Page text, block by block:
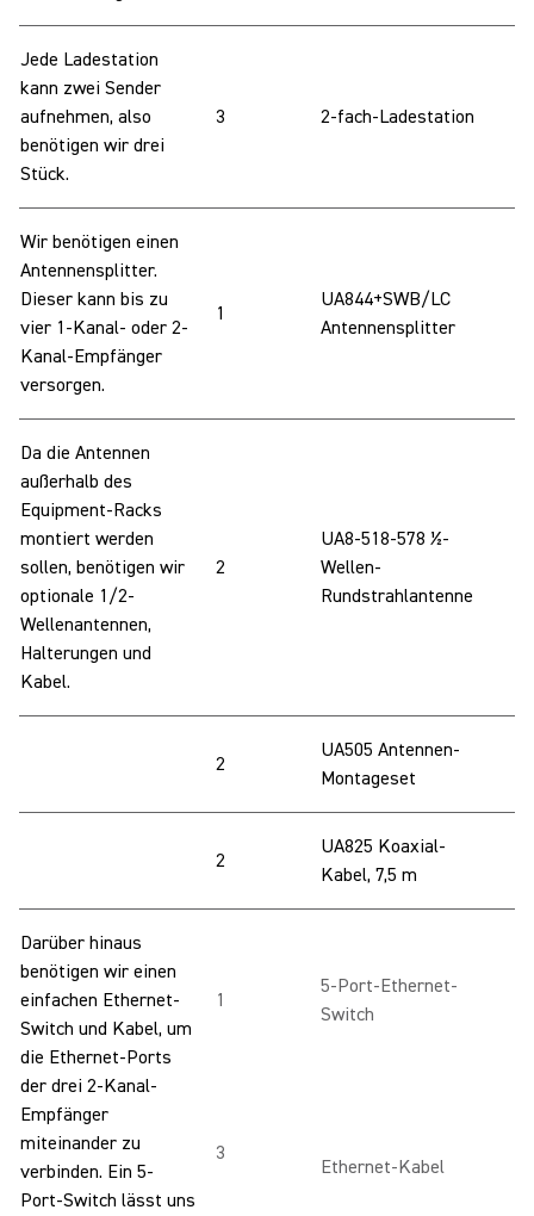
Jede Ladestation
kann zwei Sender
aufnehmen, also
benötigen wir drei
Stück.
3 2-fach-Ladestation
Wir benötigen einen
Antennensplitter.
Dieser kann bis zu
vier 1-Kanal- oder 2-
Kanal-Empfänger
versorgen.
1
UA844+SWB/LC
Antennensplitter
Da die Antennen
außerhalb des
Equipment-Racks
montiert werden
sollen, benötigen wir
optionale 1/2-
Wellenantennen,
Halterungen und
Kabel.
2
UA8-518-578 ½-
Wellen-
Rundstrahlantenne
2
UA505 Antennen-
Montageset
2
UA825 Koaxial-
Kabel, 7,5 m
Darüber hinaus
benötigen wir einen
einfachen Ethernet-
Switch und Kabel, um
die Ethernet-Ports
der drei 2-Kanal-
Empfänger
miteinander zu
verbinden. Ein 5-
Port-Switch lässt uns
1
3
5-Port-Ethernet-
Switch
Ethernet-Kabel